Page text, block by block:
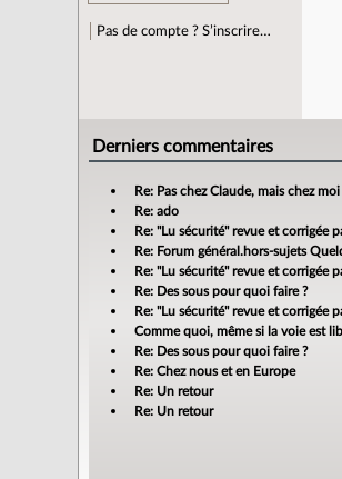
Pas de compte ? S’inscrire…
Derniers commentaires
Re: Pas chez Claude, mais chez moi
Re: ado
Re: "Lu sécurité" revue et corrigée par les
Re: Forum général.hors-sujets Quelqu'un a déjà confié sa compta à un cabinet d'expertise
Re: "Lu sécurité" revue et corrigée par les
Re: Des sous pour quoi faire ?
Re: "Lu sécurité" revue et corrigée par les
Comme quoi, même si la voie est
Re: Des sous pour quoi faire ?
Re: Chez nous et en Europe
Re: Un retour
Re: Un retour